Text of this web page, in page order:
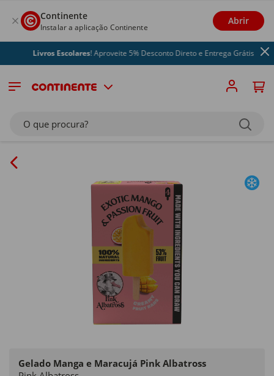
Continente
Instalar a aplicação Continente
Abrir
Livros Escolares! Aproveite 5% Desconto Direto e Entrega Grátis
O que procura?
Gelado Manga e Maracujá Pink Albatross